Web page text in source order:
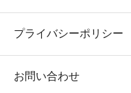
プライバシーポリシー
お問い合わせ